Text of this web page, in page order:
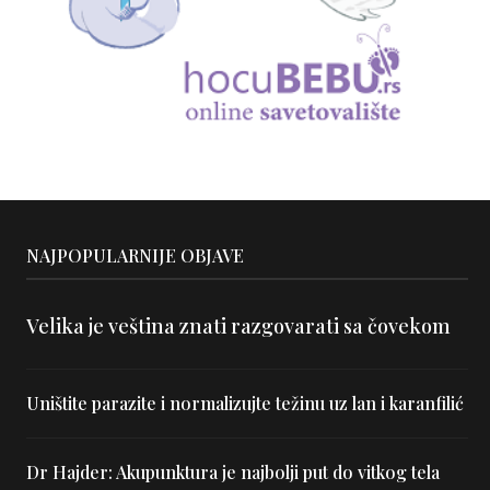
NAJPOPULARNIJE OBJAVE
Velika je veština znati razgovarati sa čovekom
Uništite parazite i normalizujte težinu uz lan i karanfilić
Dr Hajder: Akupunktura je najbolji put do vitkog tela